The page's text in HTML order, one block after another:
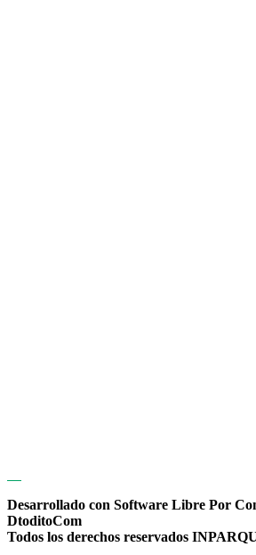
Desarrollado con Software Libre Por
DtoditoCom
Todos los derechos reservados